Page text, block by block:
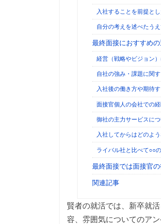
入社することを前提と
自分の考えを述べたう
最終面接におすすめ
経営（戦略やビジョン
自社の強み・課題に関
入社後の働き方や期待
面接官個人の会社での
御社の主力サービスに
入社してからはどのよ
ライバル社と比べて○○
最終面接では面接官
関連記事
賢者の就活では、新卒就
容、雰囲気についてのアン